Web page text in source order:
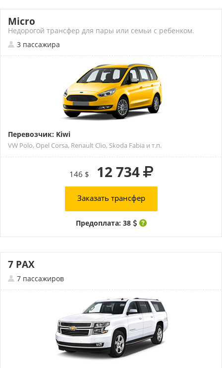
Micro
Недорогой трансфер для пары или семьи с ребенком.
3 пассажира
Перевозчик: Kiwi
VW Polo, Opel Corsa, Renault Clio, Skoda Fabia и т.п.
146 $ 12 734
Заказать трансфер
Предоплата: 38
7 PAX
7 пассажиров